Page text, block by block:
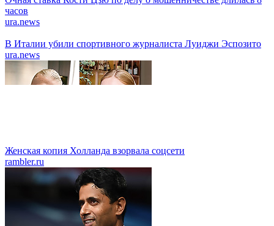
часов
ura.news
В Италии убили спортивного журналиста Луиджи Эспозито
ura.news
Женская копия Холланда взорвала соцсети
rambler.ru